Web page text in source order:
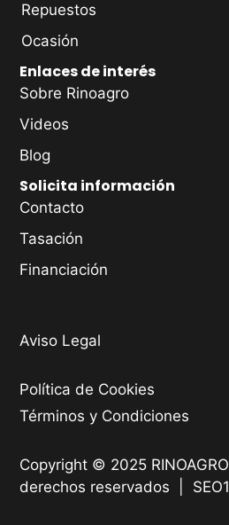
Repuestos
Ocasión
Enlaces de interés
Sobre Rinoagro
Videos
Blog
Solicita información
Contacto
Tasación
Financiación
Aviso Legal
Política de Cookies
Términos y Condiciones
Copyright © 2025
derechos reservados |